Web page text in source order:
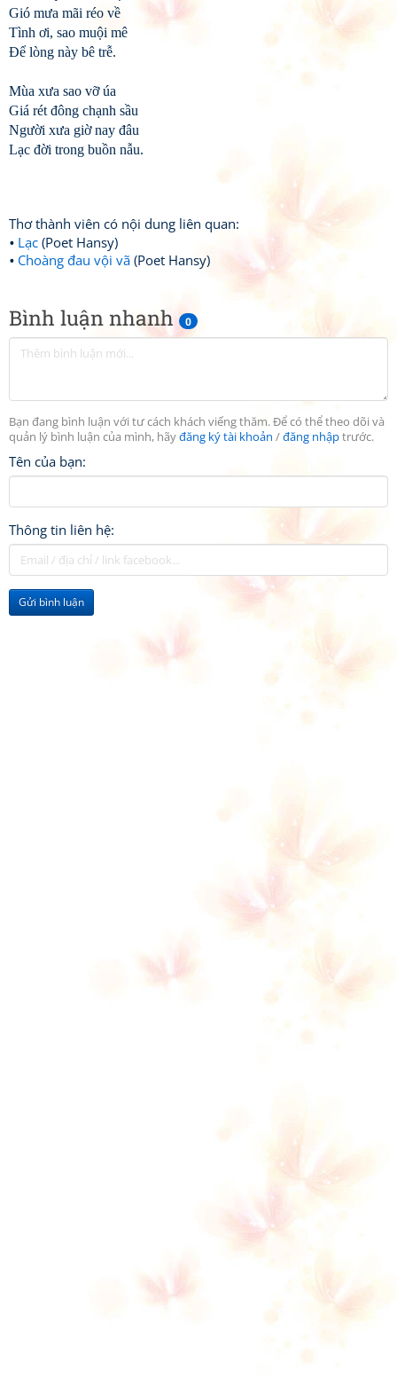
Bình luận nhanh 0
Bạn đang bình luận với tư cách khách viếng thăm. Để có thể theo dõi và
quản lý bình luận của mình, hãyđăng ký tài khoản /đăng nhậptrước.
Tên của bạn:
Thông tin liên hệ:
Gửi bình luận
Gió mưa mãi réo về
Tình ơi, sao muội mê
Để lòng này bê trễ.
Mùa xưa sao vỡ úa
Giá rét đông chạnh sầu
Người xưa giờ nay đâu
Lạc đời trong buồn nẫu.
Thơ thành viên có nội dung liên quan:
Lạc (Poet Hansy)
Choàng đau vội vã (Poet Hansy)